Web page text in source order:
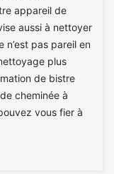
appareil de
aussi à nettoyer
n’est pas pareil en
plus
de bistre
cheminée à
vous fier à